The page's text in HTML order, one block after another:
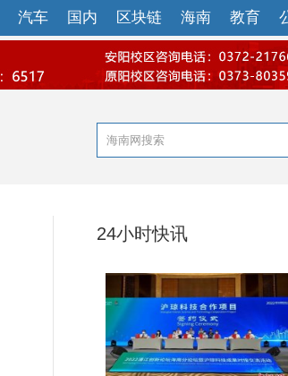
汽车 国内 区块链 海南 教育
24小时快讯